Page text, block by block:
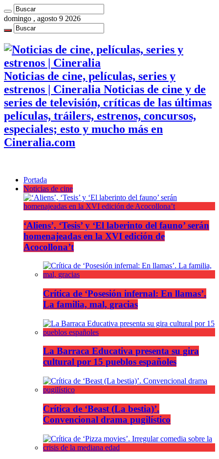
domingo , agosto 9 2026
Noticias de cine, películas, series y
estrenos | Cineralia Noticias de cine y de
series de televisión, críticas de las últimas
películas, tráilers, estrenos, concursos,
especiales; esto y mucho más en
Cineralia.com
Portada
Noticias de cine
‘Aliens’, ‘Tesis’ y ‘El laberinto del fauno’ serán
homenajeadas en la XVI edición de
Acocollona’t
Crítica de ‘Posesión infernal: En llamas’.
La familia, mal, gracias
La Barraca Educativa presenta su gira
cultural por 15 pueblos españoles
Crítica de ‘Beast (La bestia)’.
Convencional drama pugilístico